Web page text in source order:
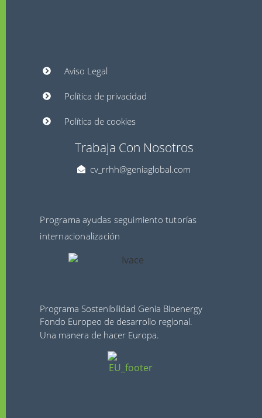
Aviso Legal
Política de privacidad
Política de cookies
Trabaja Con Nosotros
cv_rrhh@geniaglobal.com
Programa ayudas seguimiento tutorías
internacionalización
Programa Sostenibilidad Genia Bioenergy
Fondo Europeo de desarrollo regional.
Una manera de hacer Europa.